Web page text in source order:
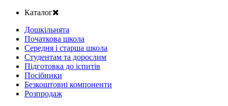
Каталог
Дошкільнята
Початкова школа
Середня і старша школа
Студентам та дорослим
Підготовка до іспитів
Посібники
Безкоштовні компоненти
Розпродаж